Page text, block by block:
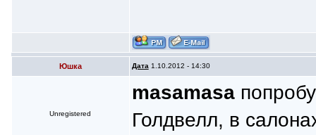
Юшка Дата 1.10.2012 - 14:30
Unregistered
masamasa
Голдвелл, в